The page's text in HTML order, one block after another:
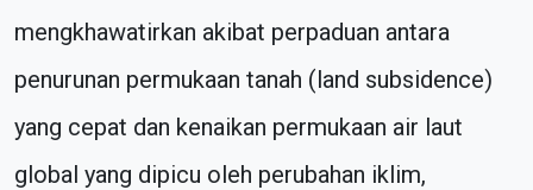
mengkhawatirkan akibat perpaduan antara
penurunan permukaan tanah (land subsidence)
yang cepat dan kenaikan permukaan air laut
global yang dipicu oleh perubahan iklim,